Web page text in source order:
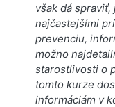
však dá
najčastejšími
prevenciu,
možno
starostlivosti o
tomto kurze
informáciám v